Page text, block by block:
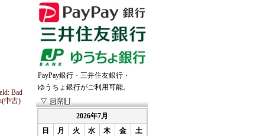
Bad
中古)
PayPay銀行・三井住友銀行・
ゆうちょ銀行がご利用可能。
2026年7月
日
月 火 水 木 金
土